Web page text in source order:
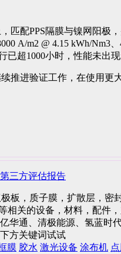
匹配PPS隔膜与镍网 阳极
m2 @ 4.15 kWh/Nm3、
超1000小时，性能未出
进验证工作，在使用更
三方评估报告
板，质子膜，扩散层，
关的设备，材料，配件
亿华通、清极能源、氢蓝
方关键词试试
膜 胶水 激光设备 涂布机